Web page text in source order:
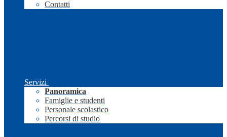
Contatti
Servizi
Panoramica
Famiglie e studenti
Personale scolastico
Percorsi di studio